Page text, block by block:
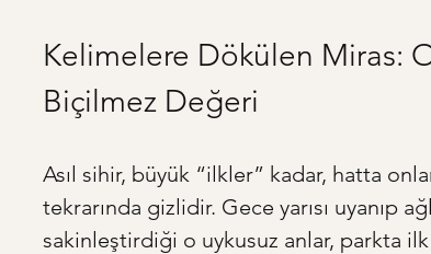
Kelimelere Dökülen Miras:
Biçilmez Değeri
Asıl sihir, büyük “ilkler” kadar, hatta
tekrarında gizlidir. Gece yarısı uyanıp
sakinleştirdiği o uykusuz anlar, parkta